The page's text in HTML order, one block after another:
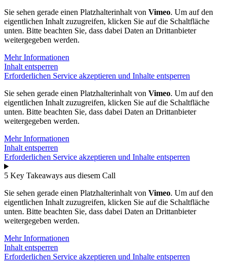
Sie sehen gerade einen Platzhalterinhalt von Vimeo. Um auf den
eigentlichen Inhalt zuzugreifen, klicken Sie auf die Schaltfläche
unten. Bitte beachten Sie, dass dabei Daten an Drittanbieter
weitergegeben werden.
Mehr Informationen
Inhalt entsperren
Erforderlichen Service akzeptieren und Inhalte entsperren
Sie sehen gerade einen Platzhalterinhalt von Vimeo. Um auf den
eigentlichen Inhalt zuzugreifen, klicken Sie auf die Schaltfläche
unten. Bitte beachten Sie, dass dabei Daten an Drittanbieter
weitergegeben werden.
Mehr Informationen
Inhalt entsperren
Erforderlichen Service akzeptieren und Inhalte entsperren
5 Key Takeaways aus diesem Call
Sie sehen gerade einen Platzhalterinhalt von Vimeo. Um auf den
eigentlichen Inhalt zuzugreifen, klicken Sie auf die Schaltfläche
unten. Bitte beachten Sie, dass dabei Daten an Drittanbieter
weitergegeben werden.
Mehr Informationen
Inhalt entsperren
Erforderlichen Service akzeptieren und Inhalte entsperren